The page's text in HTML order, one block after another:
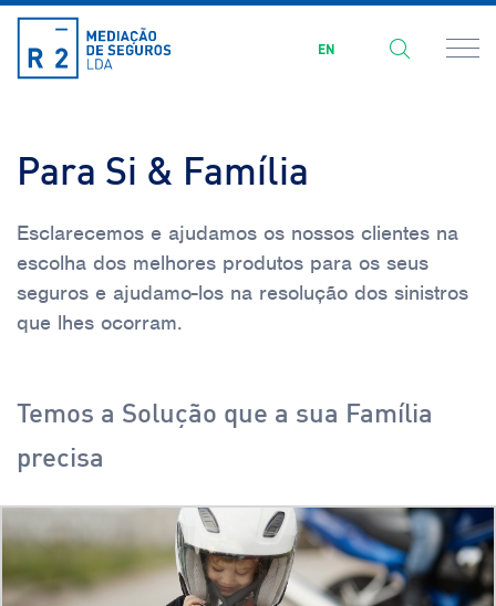
EN
Para Si & Família
Esclarecemos e ajudamos os nossos clientes na
escolha dos melhores produtos para os seus
seguros e ajudamo-los na resolução dos sinistros
que lhes ocorram.
Temos a Solução que a sua Família
precisa